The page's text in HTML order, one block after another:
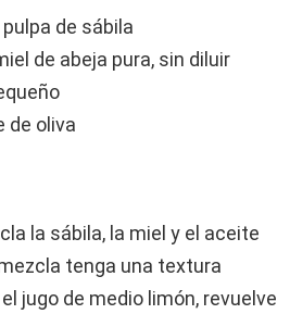
de sábila
de abeja pura, sin diluir
de oliva
la sábila, la miel y el aceite
tenga una textura
jugo de medio limón, revuelve